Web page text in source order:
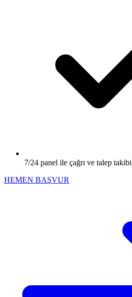
7/24 panel ile çağrı ve talep takibi
HEMEN BAŞVUR